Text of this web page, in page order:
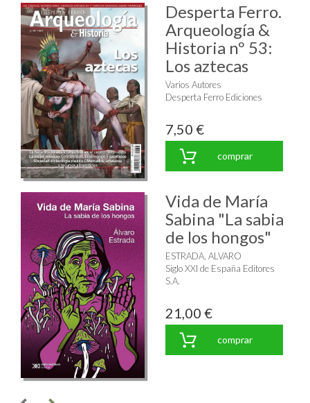
Desperta Ferro.
Arqueología &
Historia nº 53:
Los aztecas
Varios Autores
Desperta Ferro Ediciones
7,50 €
comprar
Vida de María
Sabina "La sabia
de los hongos"
ESTRADA, ALVARO
Siglo XXI de España Editores
S.A.
21,00 €
comprar